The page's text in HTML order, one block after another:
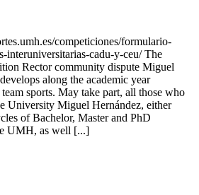
competiciones/formulario-
interuniversitarias-cadu-y-ceu/ The
Rector community dispute Miguel
along the academic year
sports. May take part, all those who
University Miguel Hernández, either
of Bachelor, Master and PhD
UMH, as well [...]